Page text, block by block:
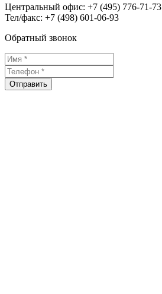
Центральный офис: +7 (495) 776-71-73
Тел/факс: +7 (498) 601-06-93
Обратный звонок